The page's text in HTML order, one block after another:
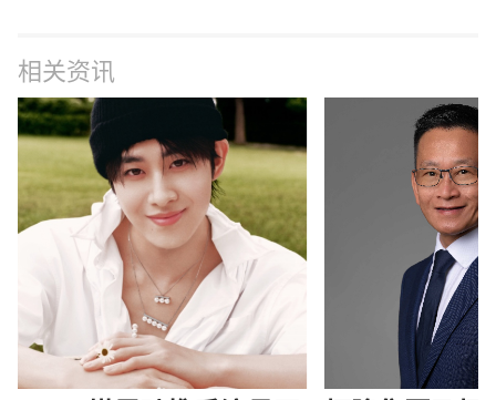
相关资讯